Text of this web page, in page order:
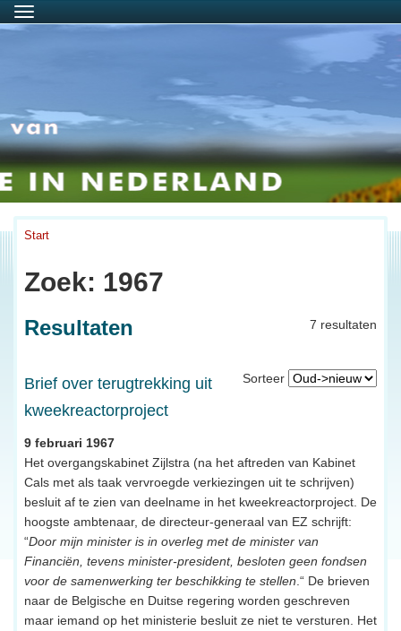
Menu
Start
Zoek: 1967
7 resultaten
Resultaten
Sorteer
Brief over terugtrekking uit
kweekreactorproject
9 februari 1967
Het overgangskabinet Zijlstra (na het aftreden van Kabinet
Cals met als taak vervroegde verkiezingen uit te schrijven)
besluit af te zien van deelname in het kweekreactorproject. De
hoogste ambtenaar, de directeur-generaal van EZ schrijft:
“Door mijn minister is in overleg met de minister van
Financiën, tevens minister-president, besloten geen fondsen
voor de samenwerking ter beschikking te stellen .“ De brieven
naar de Belgische en Duitse regering worden geschreven
maar iemand op het ministerie besluit ze niet te versturen. Het